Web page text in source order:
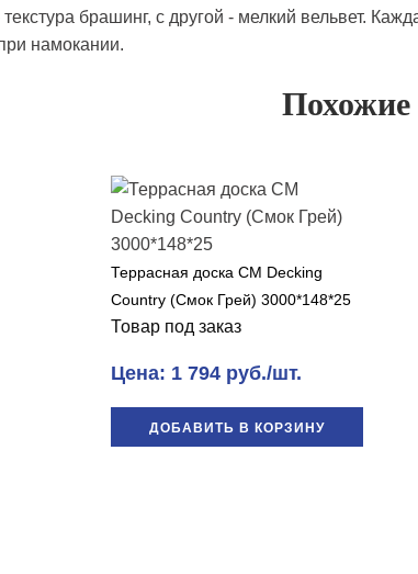
брашинг, с другой - мелкий вельвет.
намокании.
Террасная доска CM Decking
Country (Смок Грей) 3000*148*25
Товар под заказ
Цена: 1 794 руб./шт.
ДОБАВИТЬ В КОРЗИНУ